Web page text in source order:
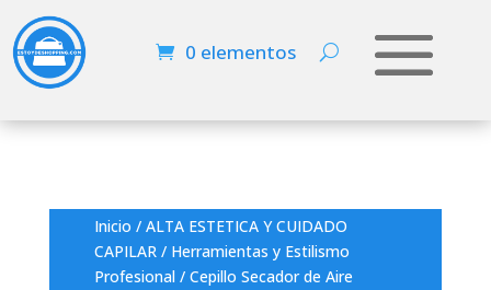
0 elementos
Inicio / ALTA ESTETICA Y CUIDADO
CAPILAR/ Herramientas y Estilismo
Profesional/ Cepillo Secador de Aire